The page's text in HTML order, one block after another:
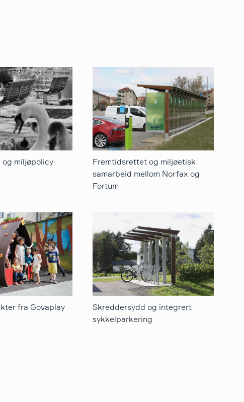
miljøpolicy
Fremtidsrettet og miljøetisk
samarbeid mellom Norfax og
Fortum
fra Govaplay
Skreddersydd og integrert
sykkelparkering